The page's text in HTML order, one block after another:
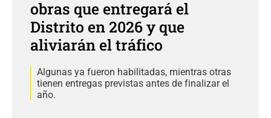
obras que entregará el
Distrito en 2026 y que
aliviarán el tráfico
Algunas ya fueron habilitadas, mientras otras
tienen entregas previstas antes de finalizar el
año.